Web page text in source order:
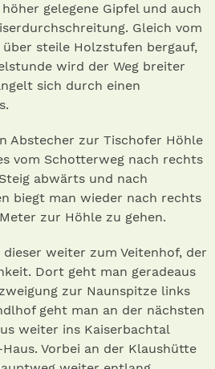
gelegene Gipfel und auch
Gleich vom
steile Holzstufen bergauf,
wird der Weg breiter
sich durch einen
Abstecher zur Tischofer Höhle
vom Schotterweg nach rechts
abwärts und nach
biegt man wieder nach rechts
zur Höhle zu gehen.
weiter zum Veitenhof, der
Dort geht man geradeaus
zur Naunspitze links
geht man an der nächsten
weiter ins Kaiserbachtal
Vorbei an der Klaushütte